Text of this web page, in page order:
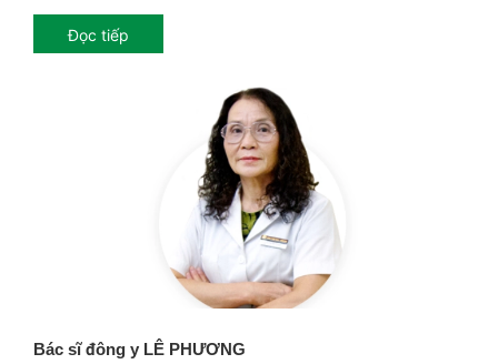
Đọc tiếp
Bác sĩ đông y LÊ PHƯƠNG